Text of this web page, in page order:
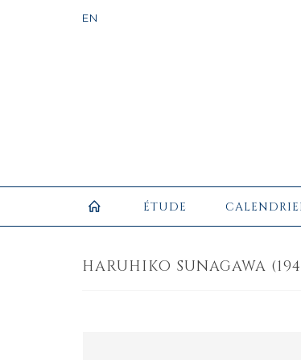
ÉTUDE
HARUHIKO SUNAGAWA